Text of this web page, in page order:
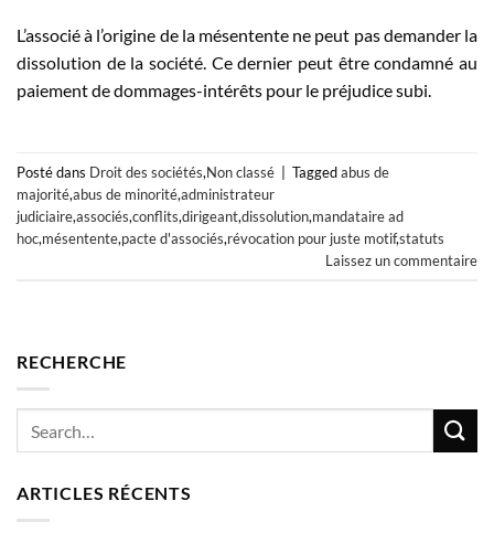
L’associé à l’origine de la mésentente ne peut pas demander la
dissolution de la société. Ce dernier peut être condamné au
paiement de dommages-intérêts pour le préjudice subi.
Posté dans Droit des sociétés,Non classé Taggedabus de
majorité,abus de minorité,administrateur
judiciaire,associés,conflits,dirigeant,dissolution,mandataire ad
hoc,mésentente,pacte d'associés,révocation pour juste motif,statuts
Laissez un commentaire
RECHERCHE
ARTICLES RÉCENTS